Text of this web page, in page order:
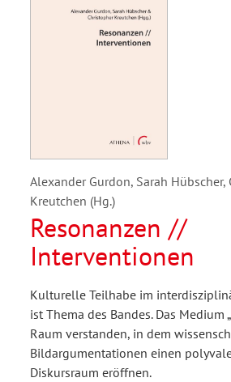
Alexander Gurdon, Sarah Hübscher,
Kreutchen (Hg.)
Resonanzen //
Interventionen
Kulturelle Teilhabe im
ist Thema des Bandes. Das Medium
Raum verstanden, in dem
Bildargumentationen einen
Diskursraum eröffnen.